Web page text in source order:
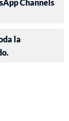
Channels
la